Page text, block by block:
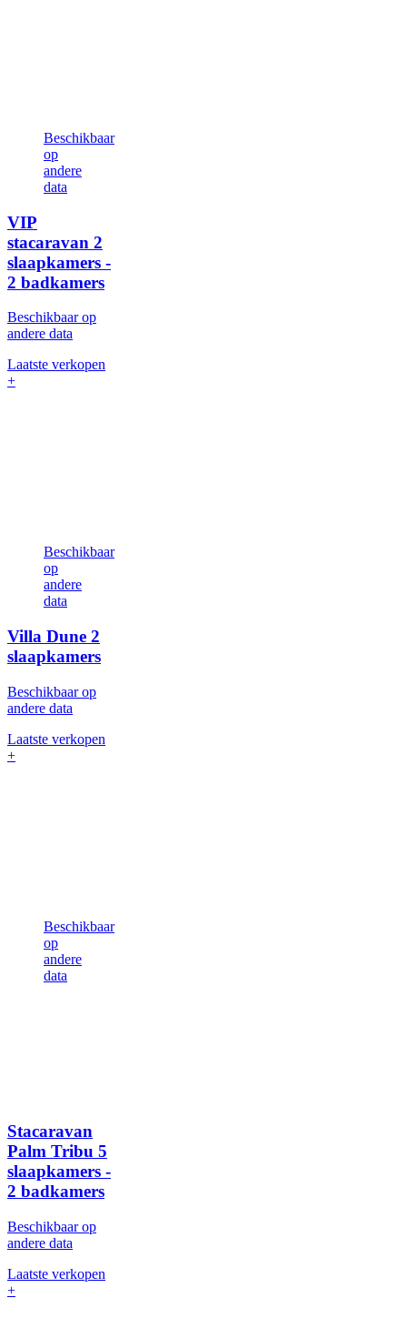
Beschikbaar
op
andere
data
VIP
stacaravan 2
slaapkamers -
2 badkamers
Beschikbaar op
andere data
Laatste verkopen
+
Beschikbaar
op
andere
data
Villa Dune 2
slaapkamers
Beschikbaar op
andere data
Laatste verkopen
+
Beschikbaar
op
andere
data
Stacaravan
Palm Tribu 5
slaapkamers -
2 badkamers
Beschikbaar op
andere data
Laatste verkopen
+